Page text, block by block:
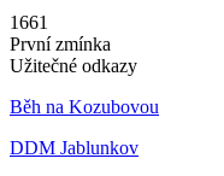
1661
První zmínka
Užitečné odkazy
Běh na Kozubovou
DDM Jablunkov